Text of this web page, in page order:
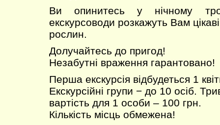
Ви опинитесь у нічному
екскурсоводи розкажуть Вам цікаві
рослин.
Долучайтесь до пригод!
Незабутні враження гарантовано!
Перша екскурсія відбудеться 1
Екскурсійні групи − до 10 осіб.
вартість для 1 особи – 100 грн.
Кількість місць обмежена!